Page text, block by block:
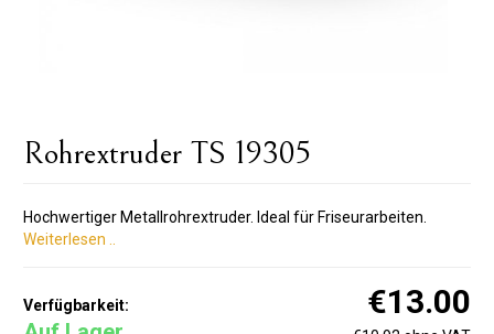
Rohrextruder TS 19305
Hochwertiger Metallrohrextruder. Ideal für Friseurarbeiten.
Weiterlesen ..
Verfügbarkeit: €13.00